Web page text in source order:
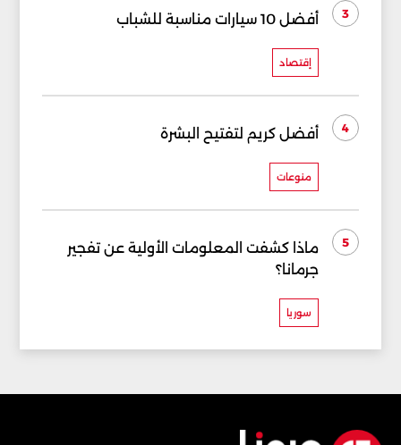
3 أفضل 10 سيارات مناسبة للشباب
إقتصاد
4 أفضل كريم لتفتيح البشرة
منوعات
5
ماذا كشفت المعلومات الأولية عن تفجير
جرمانا؟
سوريا